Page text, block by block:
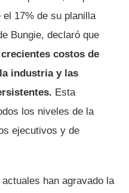
el 17% de su planilla
Bungie, declaró que
costos de
industria y las
Esta
los niveles de la
ejecutivos y de
han agravado la